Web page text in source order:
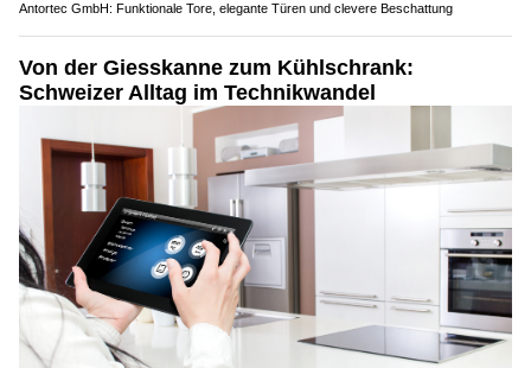
Antortec GmbH: Funktionale Tore, elegante Türen und clevere Beschattung
Von der Giesskanne zum Kühlschrank:
Schweizer Alltag im Technikwandel